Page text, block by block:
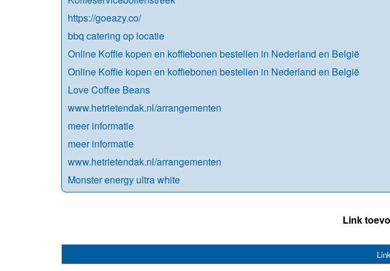
https://goeazy.co/
bbq catering op locatie
Online Koffie kopen en koffiebonen bestellen in Nederland en België
Online Koffie kopen en koffiebonen bestellen in Nederland en België
Love Coffee Beans
www.hetrietendak.nl/arrangementen
meer informatie
meer informatie
www.hetrietendak.nl/arrangementen
Monster energy ultra white
Link